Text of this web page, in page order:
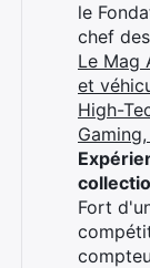
le
chef
Le Mag
et
High-
Fort